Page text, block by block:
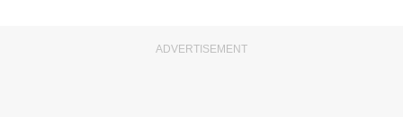
ADVERTISEMENT